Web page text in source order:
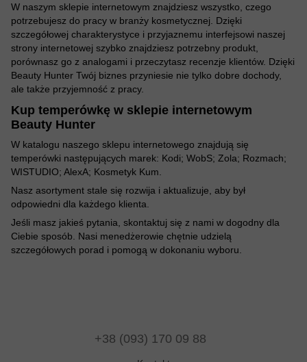
W naszym sklepie internetowym znajdziesz wszystko, czego
potrzebujesz do pracy w branży kosmetycznej. Dzięki
szczegółowej charakterystyce i przyjaznemu interfejsowi naszej
strony internetowej szybko znajdziesz potrzebny produkt,
porównasz go z analogami i przeczytasz recenzje klientów. Dzięki
Beauty Hunter Twój biznes przyniesie nie tylko dobre dochody,
ale także przyjemność z pracy.
Kup temperówkę w sklepie internetowym
Beauty Hunter
W katalogu naszego sklepu internetowego znajdują się
temperówki następujących marek: Kodi; WobS; Zola; Rozmach;
WISTUDIO; AlexA; Kosmetyk Kum.
Nasz asortyment stale się rozwija i aktualizuje, aby był
odpowiedni dla każdego klienta.
Jeśli masz jakieś pytania, skontaktuj się z nami w dogodny dla
Ciebie sposób. Nasi menedżerowie chętnie udzielą
szczegółowych porad i pomogą w dokonaniu wyboru.
+38 (093) 170 09 88